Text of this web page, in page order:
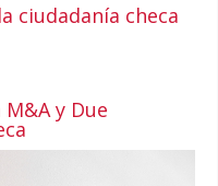
ciudadanía checa
y Due